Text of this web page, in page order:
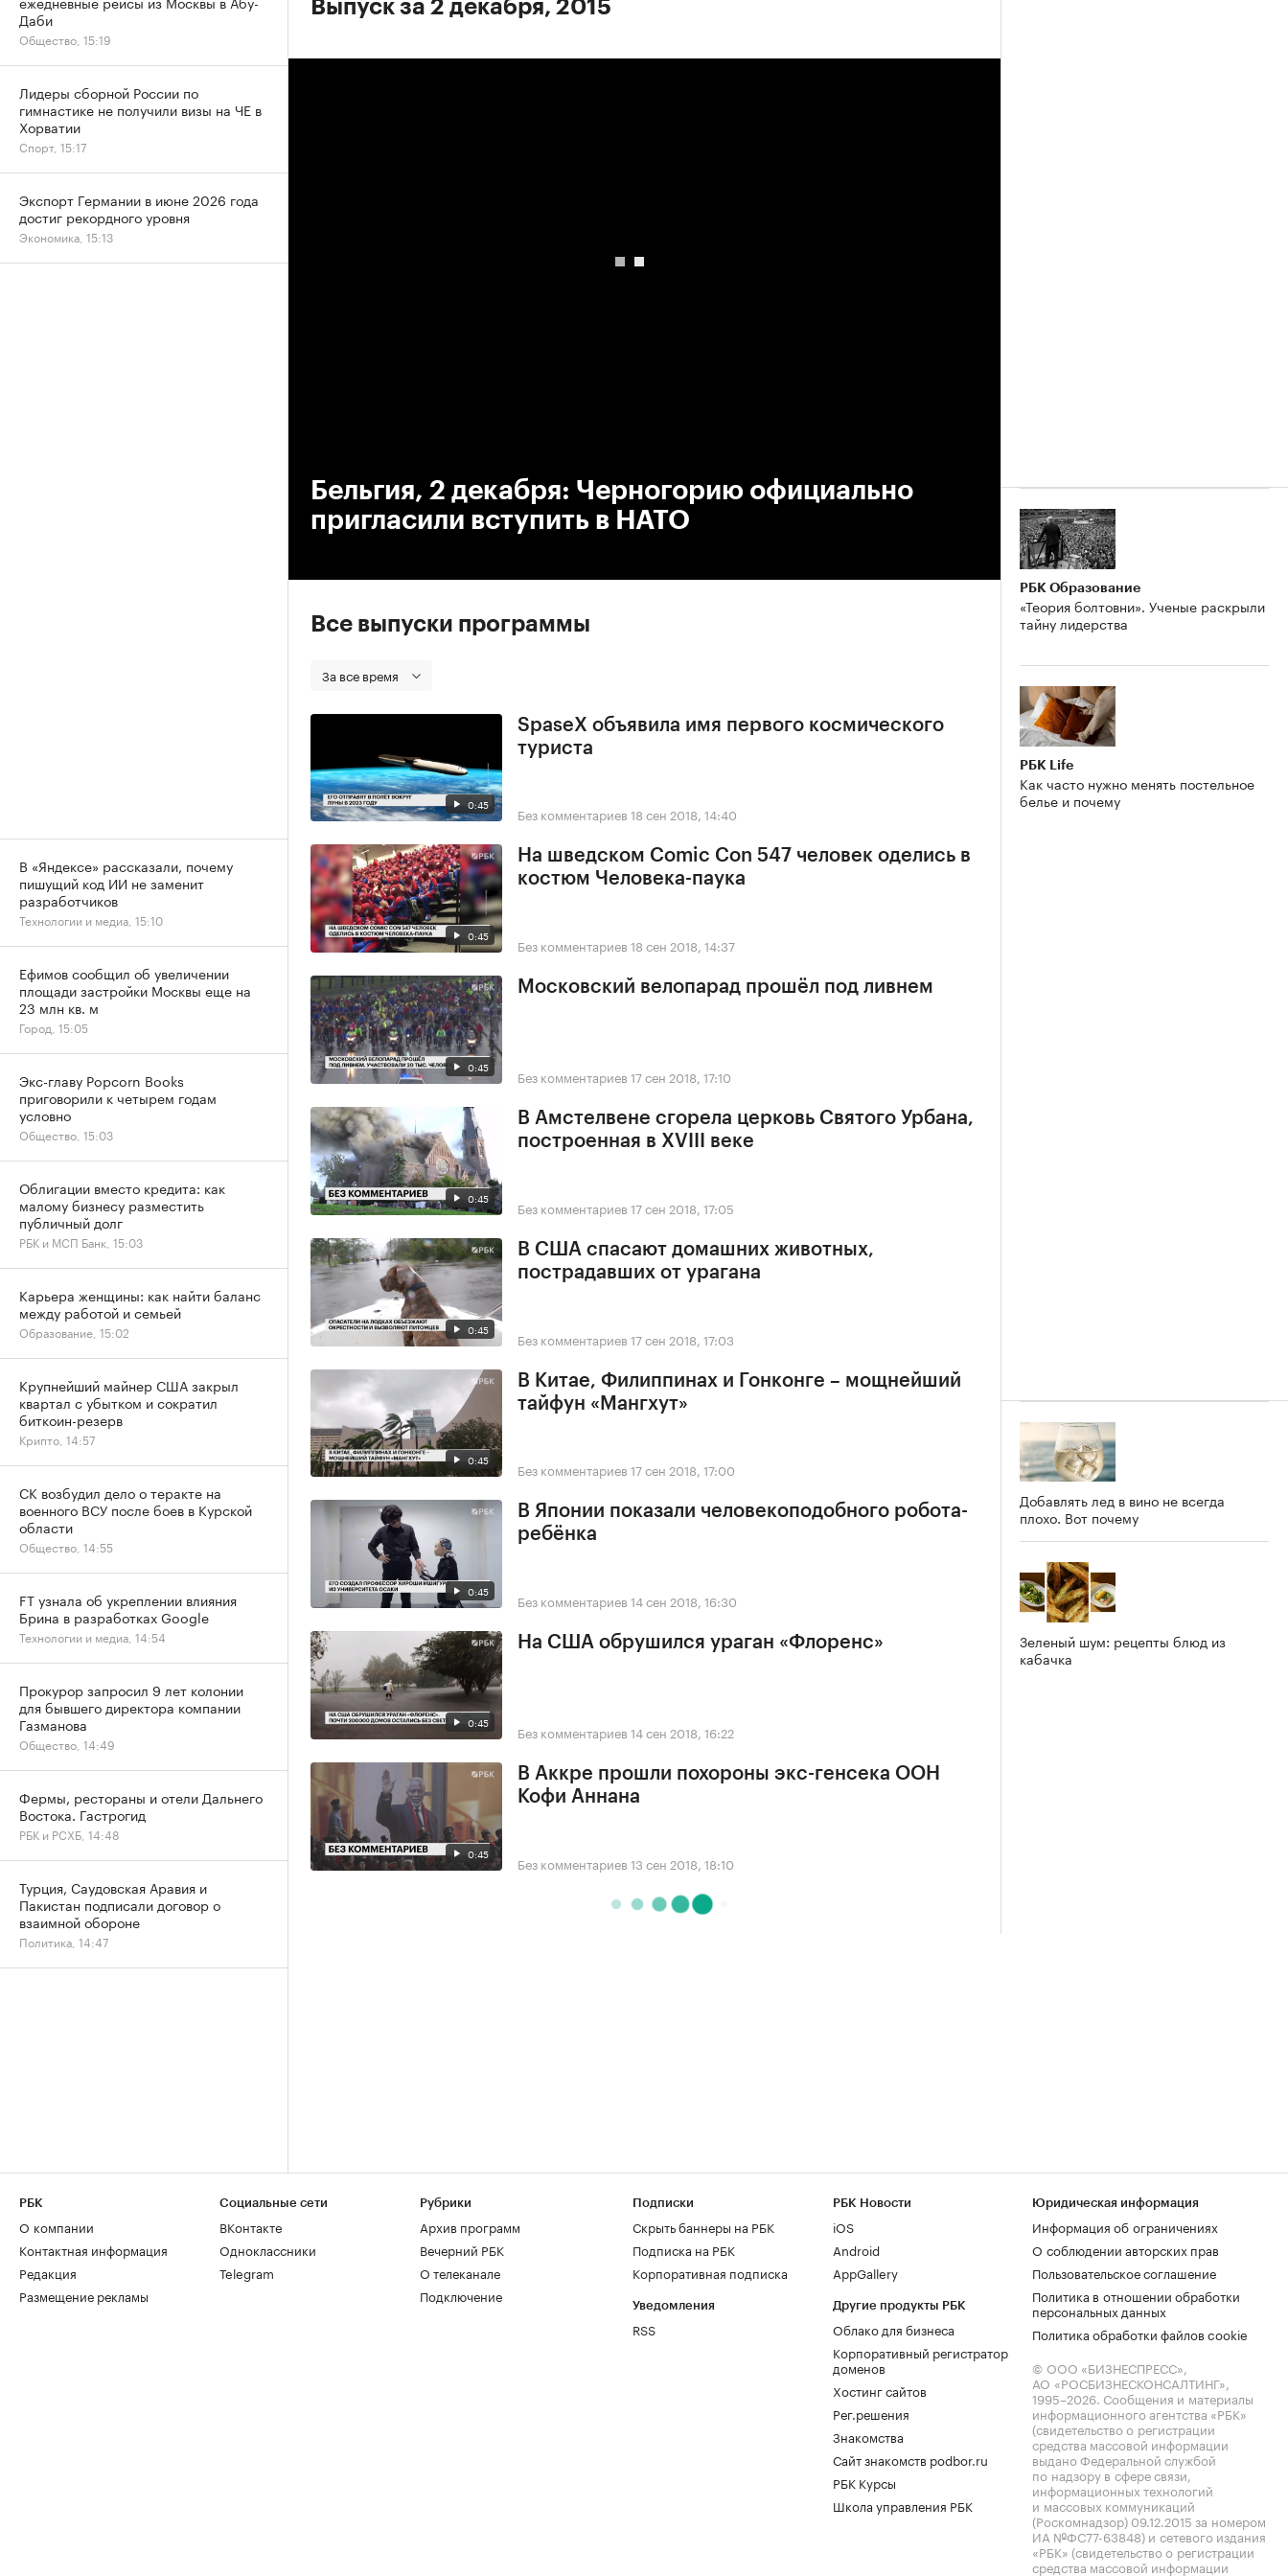
Выпуск за 2 декабря, 2015
Бельгия, 2 декабря: Черногорию официально
пригласили вступить в НАТО
Все выпуски программы
За все время
0:45
SpaseX объявила имя первого космического
туриста
Без комментариев 18 сен 2018, 14:40
0:45
На шведском Comic Con 547 человек оделись в
костюм Человека-паука
Без комментариев 18 сен 2018, 14:37
0:45
Московский велопарад прошёл под ливнем
Без комментариев 17 сен 2018, 17:10
0:45
В Амстелвене сгорела церковь Святого Урбана,
построенная в XVIII веке
Без комментариев 17 сен 2018, 17:05
0:45
В США спасают домашних животных,
пострадавших от урагана
Без комментариев 17 сен 2018, 17:03
0:45
В Китае, Филиппинах и Гонконге – мощнейший
тайфун «Мангхут»
Без комментариев 17 сен 2018, 17:00
0:45
В Японии показали человекоподобного робота-
ребёнка
Без комментариев 14 сен 2018, 16:30
0:45
На США обрушился ураган «Флоренс»
Без комментариев 14 сен 2018, 16:22
0:45
В Аккре прошли похороны экс-генсека ООН
Кофи Аннана
Без комментариев 13 сен 2018, 18:10
РБК Образование
«Теория болтовни». Ученые раскрыли
тайну лидерства
РБК Life
Как часто нужно менять постельное
белье и почему
Добавлять лед в вино не всегда
плохо. Вот почему
Зеленый шум: рецепты блюд из
кабачка
Даби
Общество, 15:19
Лидеры сборной России по
гимнастике не получили визы на ЧЕ в
Хорватии
Спорт, 15:17
Экспорт Германии в июне 2026 года
достиг рекордного уровня
Экономика, 15:13
В «Яндексе» рассказали, почему
пишущий код ИИ не заменит
разработчиков
Технологии и медиа, 15:10
Ефимов сообщил об увеличении
площади застройки Москвы еще на
23 млн кв. м
Город, 15:05
Экс-главу Popcorn Books
приговорили к четырем годам
условно
Общество, 15:03
Облигации вместо кредита: как
малому бизнесу разместить
публичный долг
РБК и МСП Банк, 15:03
Карьера женщины: как найти баланс
между работой и семьей
Образование, 15:02
Крупнейший майнер США закрыл
квартал с убытком и сократил
биткоин-резерв
Крипто, 14:57
СК возбудил дело о теракте на
военного ВСУ после боев в Курской
области
Общество, 14:55
FT узнала об укреплении влияния
Брина в разработках Google
Технологии и медиа, 14:54
Прокурор запросил 9 лет колонии
для бывшего директора компании
Газманова
Общество, 14:49
Фермы, рестораны и отели Дальнего
Востока. Гастрогид
РБК и РСХБ, 14:48
Турция, Саудовская Аравия и
Пакистан подписали договор о
взаимной обороне
Политика, 14:47
РБК
О компании
Контактная информация
Редакция
Размещение рекламы
Социальные сети
ВКонтакте
Одноклассники
Telegram
Рубрики
Архив программ
Вечерний РБК
О телеканале
Подключение
Подписки
Скрыть баннеры на РБК
Подписка на РБК
Корпоративная подписка
Уведомления
RSS
РБК Новости
iOS
Android
AppGallery
Другие продукты РБК
Облако для бизнеса
Корпоративный регистратор
доменов
Хостинг сайтов
Рег.решения
Знакомства
Сайт знакомств podbor.ru
РБК Курсы
Школа управления РБК
Юридическая информация
Информация об ограничениях
О соблюдении авторских прав
Пользовательское соглашение
Политика в отношении обработки
персональных данных
Политика обработки файлов cookie
© ООО «БИЗНЕСПРЕСС»,
АО «РОСБИЗНЕСКОНСАЛТИНГ»,
1995–2026. Сообщения и материалы
информационного агентства «РБК»
(свидетельство о регистрации
средства массовой информации
выдано Федеральной службой
по надзору в сфере связи,
информационных технологий
и массовых коммуникаций
(Роскомнадзор) 09.12.2015 за номером
ИА №ФС77-63848) и сетевого издания
«РБК» (свидетельство о регистрации
средства массовой информации